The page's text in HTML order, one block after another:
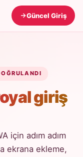
Güncel Giriş
giriş
için adım adım
ekrana ekleme,